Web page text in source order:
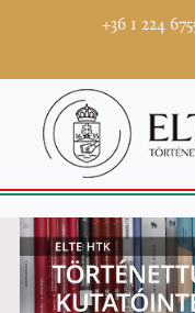
+36 1 224